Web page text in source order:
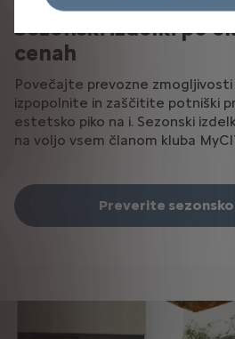
Sezonski izdelki po
cenah
Povečajte prevozne
izpopolnite in zaščitite potniški
estetsko piko na i. Sezonski
na voljo vsem članom kluba
Preverite